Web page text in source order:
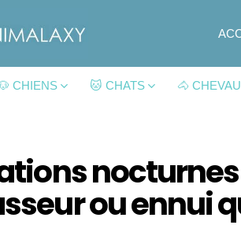
CHIENS 🐱 CHATS 🐴
ou ennui